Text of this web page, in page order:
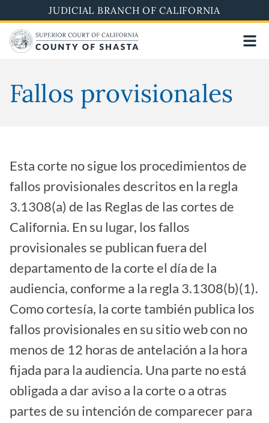
al
contenido
principal
JUDICIAL BRANCH OF CALIFORNIA
Fallos provisionales
Esta corte no sigue los procedimientos de
fallos provisionales descritos en la regla
3.1308(a) de las Reglas de las cortes de
California. En su lugar, los fallos
provisionales se publican fuera del
departamento de la corte el día de la
audiencia, conforme a la regla 3.1308(b)(1).
Como cortesía, la corte también publica los
fallos provisionales en su sitio web con no
menos de 12 horas de antelación a la hora
fijada para la audiencia. Una parte no está
obligada a dar aviso a la corte o a otras
partes de su intención de comparecer para